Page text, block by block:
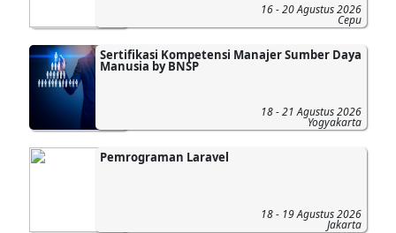
16 - 20 Agustus 2026
Cepu
Sertifikasi Kompetensi Manajer Sumber Daya
Manusia by BNSP
18 - 21 Agustus 2026
Yogyakarta
Pemrograman Laravel
18 - 19 Agustus 2026
Jakarta